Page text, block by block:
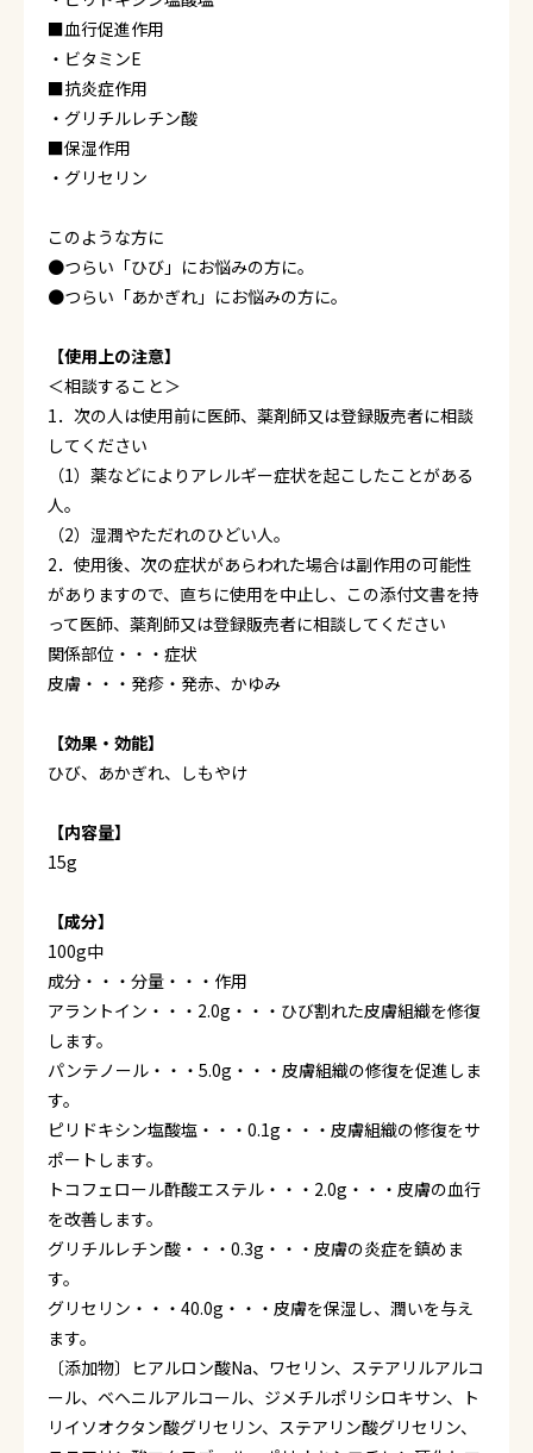
■血行促進作用
・ビタミンE
■抗炎症作用
・グリチルレチン酸
■保湿作用
・グリセリン
このような方に
●つらい「ひび」にお悩みの方に。
●つらい「あかぎれ」にお悩みの方に。
【使用上の注意】
＜相談すること＞
1．次の人は使用前に医師、薬剤師又は登録販売者に相談
してください
（1）薬などによりアレルギー症状を起こしたことがある
人。
（2）湿潤やただれのひどい人。
2．使用後、次の症状があらわれた場合は副作用の可能性
がありますので、直ちに使用を中止し、この添付文書を持
って医師、薬剤師又は登録販売者に相談してください
関係部位・・・症状
皮膚・・・発疹・発赤、かゆみ
【効果・効能】
ひび、あかぎれ、しもやけ
【内容量】
15g
【成分】
100g中
成分・・・分量・・・作用
アラントイン・・・2.0g・・・ひび割れた皮膚組織を修復
します。
パンテノール・・・5.0g・・・皮膚組織の修復を促進しま
す。
ピリドキシン塩酸塩・・・0.1g・・・皮膚組織の修復をサ
ポートします。
トコフェロール酢酸エステル・・・2.0g・・・皮膚の血行
を改善します。
グリチルレチン酸・・・0.3g・・・皮膚の炎症を鎮めま
す。
グリセリン・・・40.0g・・・皮膚を保湿し、潤いを与え
ます。
〔添加物〕ヒアルロン酸Na、ワセリン、ステアリルアルコ
ール、ベヘニルアルコール、ジメチルポリシロキサン、ト
リイソオクタン酸グリセリン、ステアリン酸グリセリン、